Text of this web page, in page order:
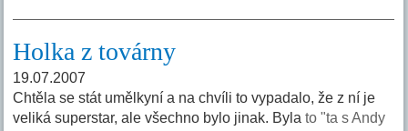
Holka z továrny
19.07.2007
Chtěla se stát umělkyní a na chvíli to vypadalo, že z ní je
veliká superstar, ale všechno bylo jinak. Bylato "ta s Andy